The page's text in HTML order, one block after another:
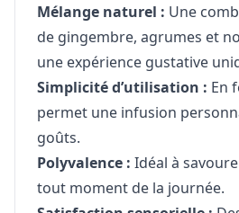
Mélange naturel : Une
de gingembre, agrumes et
une expérience gustative
Simplicité d’utilisation : En
permet une infusion
goûts.
Polyvalence : Idéal à
tout moment de la journée.